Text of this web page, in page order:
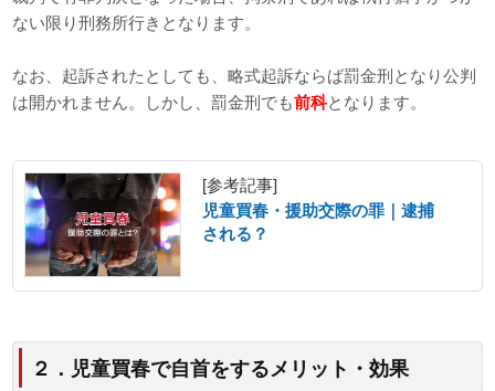
ない限り刑務所行きとなります。
なお、起訴されたとしても、略式起訴ならば罰金刑となり公判
は開かれません。しかし、罰金刑でも前科となります。
[参考記事]
児童買春・援助交際の罪｜逮捕
される？
２．児童買春で自首をするメリット・効果